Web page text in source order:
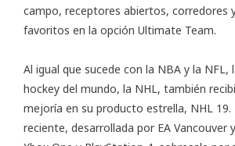
campo, receptores abiertos, corredores
favoritos en la opción Ultimate Team.
Al igual que sucede con la NBA y la NFL,
hockey del mundo, la NHL, también
mejoría en su producto estrella, NHL 19.
reciente, desarrollada por EA Vancouver